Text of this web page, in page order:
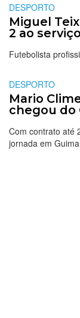
DESPORTO
Miguel
2 ao
Futebolista
DESPORTO
Mario
chegou do
Com contrato até
jornada em